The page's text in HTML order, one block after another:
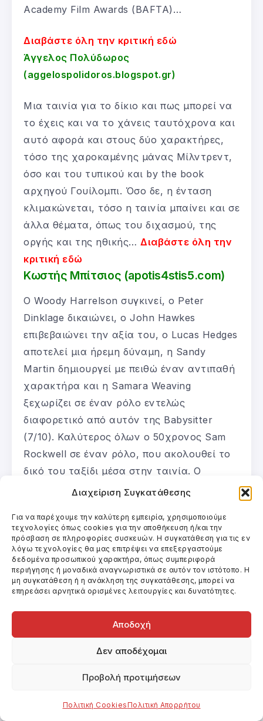
Διαχείριση Συγκατάθεσης
Για να παρέχουμε την καλύτερη εμπειρία, χρησιμοποιούμε
τεχνολογίες όπως cookies για την αποθήκευση ή/και την
πρόσβαση σε πληροφορίες συσκευών. Η συγκατάθεση για τις εν
λόγω τεχνολογίες θα μας επιτρέψει να επεξεργαστούμε
δεδομένα προσωπικού χαρακτήρα, όπως συμπεριφορά
περιήγησης ή μοναδικά αναγνωριστικά σε αυτόν τον ιστότοπο. Η
μη συγκατάθεση ή η ανάκληση της συγκατάθεσης, μπορεί να
επηρεάσει αρνητικά ορισμένες λειτουργίες και δυνατότητες.
Αποδοχή
Δεν αποδέχομαι
Προβολή προτιμήσεων
Πολιτική CookiesΠολιτική Απορρήτου
Academy Film Awards (BAFTA)…
Διαβάστε όλη την κριτική εδώ
Άγγελος Πολύδωρος
(aggelospolidoros.blogspot.gr)
Μια ταινία για το δίκιο και πως μπορεί να
το έχεις και να το χάνεις ταυτόχρονα και
αυτό αφορά και στους δύο χαρακτήρες,
τόσο της χαροκαμένης μάνας Μίλντρεντ,
όσο και του τυπικού και by the book
αρχηγού Γουίλομπι. Όσο δε, η ένταση
κλιμακώνεται, τόσο η ταινία μπαίνει και σε
άλλα θέματα, όπως του διχασμού, της
οργής και της ηθικής… Διαβάστε όλη την
κριτική εδώ
Κωστής Μπίτσιος (apotis4stis5.com)
Ο Woody Harrelson συγκινεί, ο Peter
Dinklage δικαιώνει, ο John Hawkes
επιβεβαιώνει την αξία του, ο Lucas Hedges
αποτελεί μια ήρεμη δύναμη, η Sandy
Martin δημιουργεί με πειθώ έναν αντιπαθή
χαρακτήρα και η Samara Weaving
ξεχωρίζει σε έναν ρόλο εντελώς
διαφορετικό από αυτόν της Babysitter
(7/10). Καλύτερος όλων ο 50χρονος Sam
Rockwell σε έναν ρόλο, που ακολουθεί το
δικό του ταξίδι μέσα στην ταινία. Ο
Rockwell μάς συστήθηκε λίγο πριν τα 30
σε καλές δουλειές εδώ και χρόνια. Το καστ
περιλαμβάνει και τους Amanda Warren
(Black Mirror) και Clarke Peters (Chance)…
Διαβάστε όλη την κριτική εδώ
Αχιλλέας Βασιλείου (cinepivates.gr)
Αγάπη και θυμός, χιούμορ και οδύνη,
απώλεια και ευθύνη, δράμα χαρακτήρων
και κινηματογραφικό παράδοξο, το Three
σκηνοθέτη και των ηθοποιών και
συγκαταλέγεται σε μία από τις καλύτερες